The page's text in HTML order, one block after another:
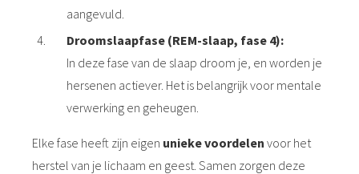
aangevuld.
Droomslaapfase (REM-slaap, fase 4):
In deze fase van de slaap droom je, en worden je
hersenen actiever. Het is belangrijk voor mentale
verwerking en geheugen.
Elke fase heeft zijn eigen unieke voordelen voor het
herstel van je lichaam en geest. Samen zorgen deze